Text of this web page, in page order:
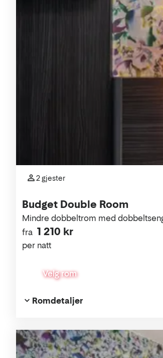
Budget Double Room
fra 1 210 kr
per natt
Mindre dobbeltrom med
Velg rom
2 gjester
Romdetaljer